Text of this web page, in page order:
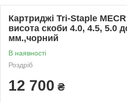
Картриджі Tri-Staple
висота скоби 4.0, 4.5, 5.0
мм.,чорний
В наявності
Роздріб
12 700 ₴